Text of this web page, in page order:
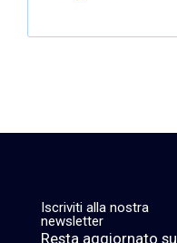
Iscriviti alla nostra
newsletter
Resta aggiornato su